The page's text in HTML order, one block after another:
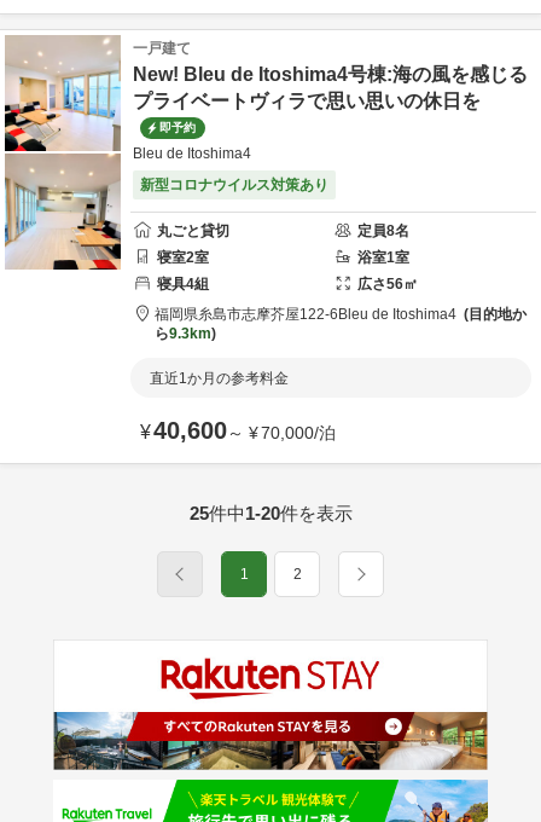
一戸建て
New! Bleu de Itoshima4号棟:海の風を感じる
プライベートヴィラで思い思いの休日を
即予約
Bleu de Itoshima4
新型コロナウイルス対策あり
丸ごと貸切 定員8名
寝室2室 浴室1室
寝具4組 広さ56㎡
福岡県糸島市志摩芥屋122-6 Bleu de Itoshima4
目的地か
ら9.3km
直近1か月の参考料金
¥40,600～ ¥70,000/泊
25件中1-20件を表示
1 2